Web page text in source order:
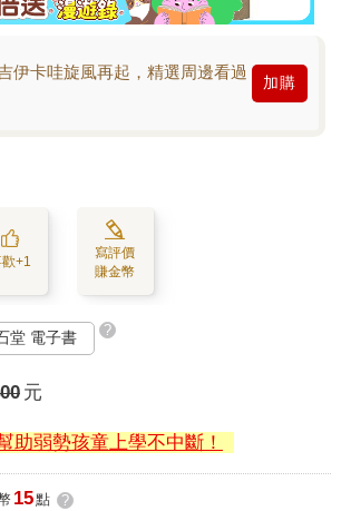
伊卡哇旋風再起，精選周邊看過
加購
+1
寫評價
賺金幣
堂 電子書 ?
元
助弱勢孩童上學不中斷！
15點 ?